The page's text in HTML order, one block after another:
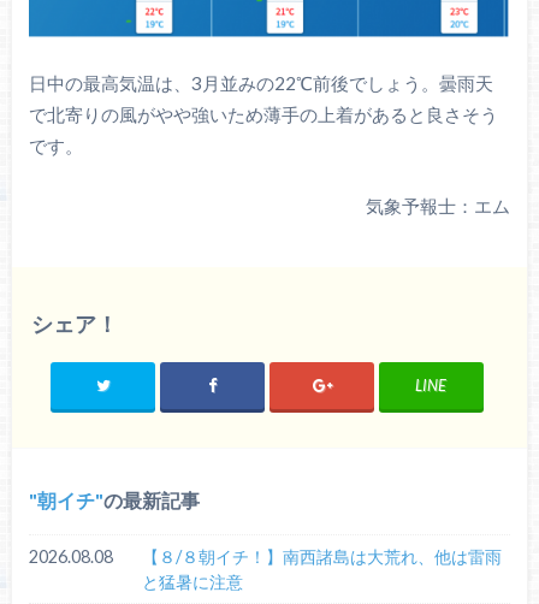
日中の最高気温は、3月並みの22℃前後でしょう。曇雨天
で北寄りの風がやや強いため薄手の上着があると良さそう
です。
気象予報士：エム
シェア！
LINE
朝イチ の最新記事
2026.08.08
【８/８朝イチ！】南西諸島は大荒れ、他は雷雨
と猛暑に注意